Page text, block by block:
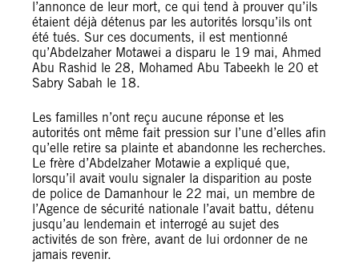
l’annonce de leur mort, ce qui tend à prouver qu’ils
étaient déjà détenus par les autorités lorsqu’ils ont
été tués. Sur ces documents, il est mentionné
qu’Abdelzaher Motawei a disparu le 19 mai, Ahmed
Abu Rashid le 28, Mohamed Abu Tabeekh le 20 et
Sabry Sabah le 18.
Les familles n’ont reçu aucune réponse et les
autorités ont même fait pression sur l’une d’elles afin
qu’elle retire sa plainte et abandonne les recherches.
Le frère d’Abdelzaher Motawie a expliqué que,
lorsqu’il avait voulu signaler la disparition au poste
de police de Damanhour le 22 mai, un membre de
l’Agence de sécurité nationale l’avait battu, détenu
jusqu’au lendemain et interrogé au sujet des
activités de son frère, avant de lui ordonner de ne
jamais revenir.